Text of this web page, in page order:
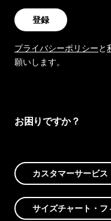
登録
プライバシーポリシーと
願いします。
お困りですか？
カスタマーサービス
サイズチャート・フ